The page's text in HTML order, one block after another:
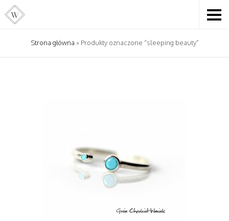
Strona główna » Produkty oznaczone “sleeping beauty”